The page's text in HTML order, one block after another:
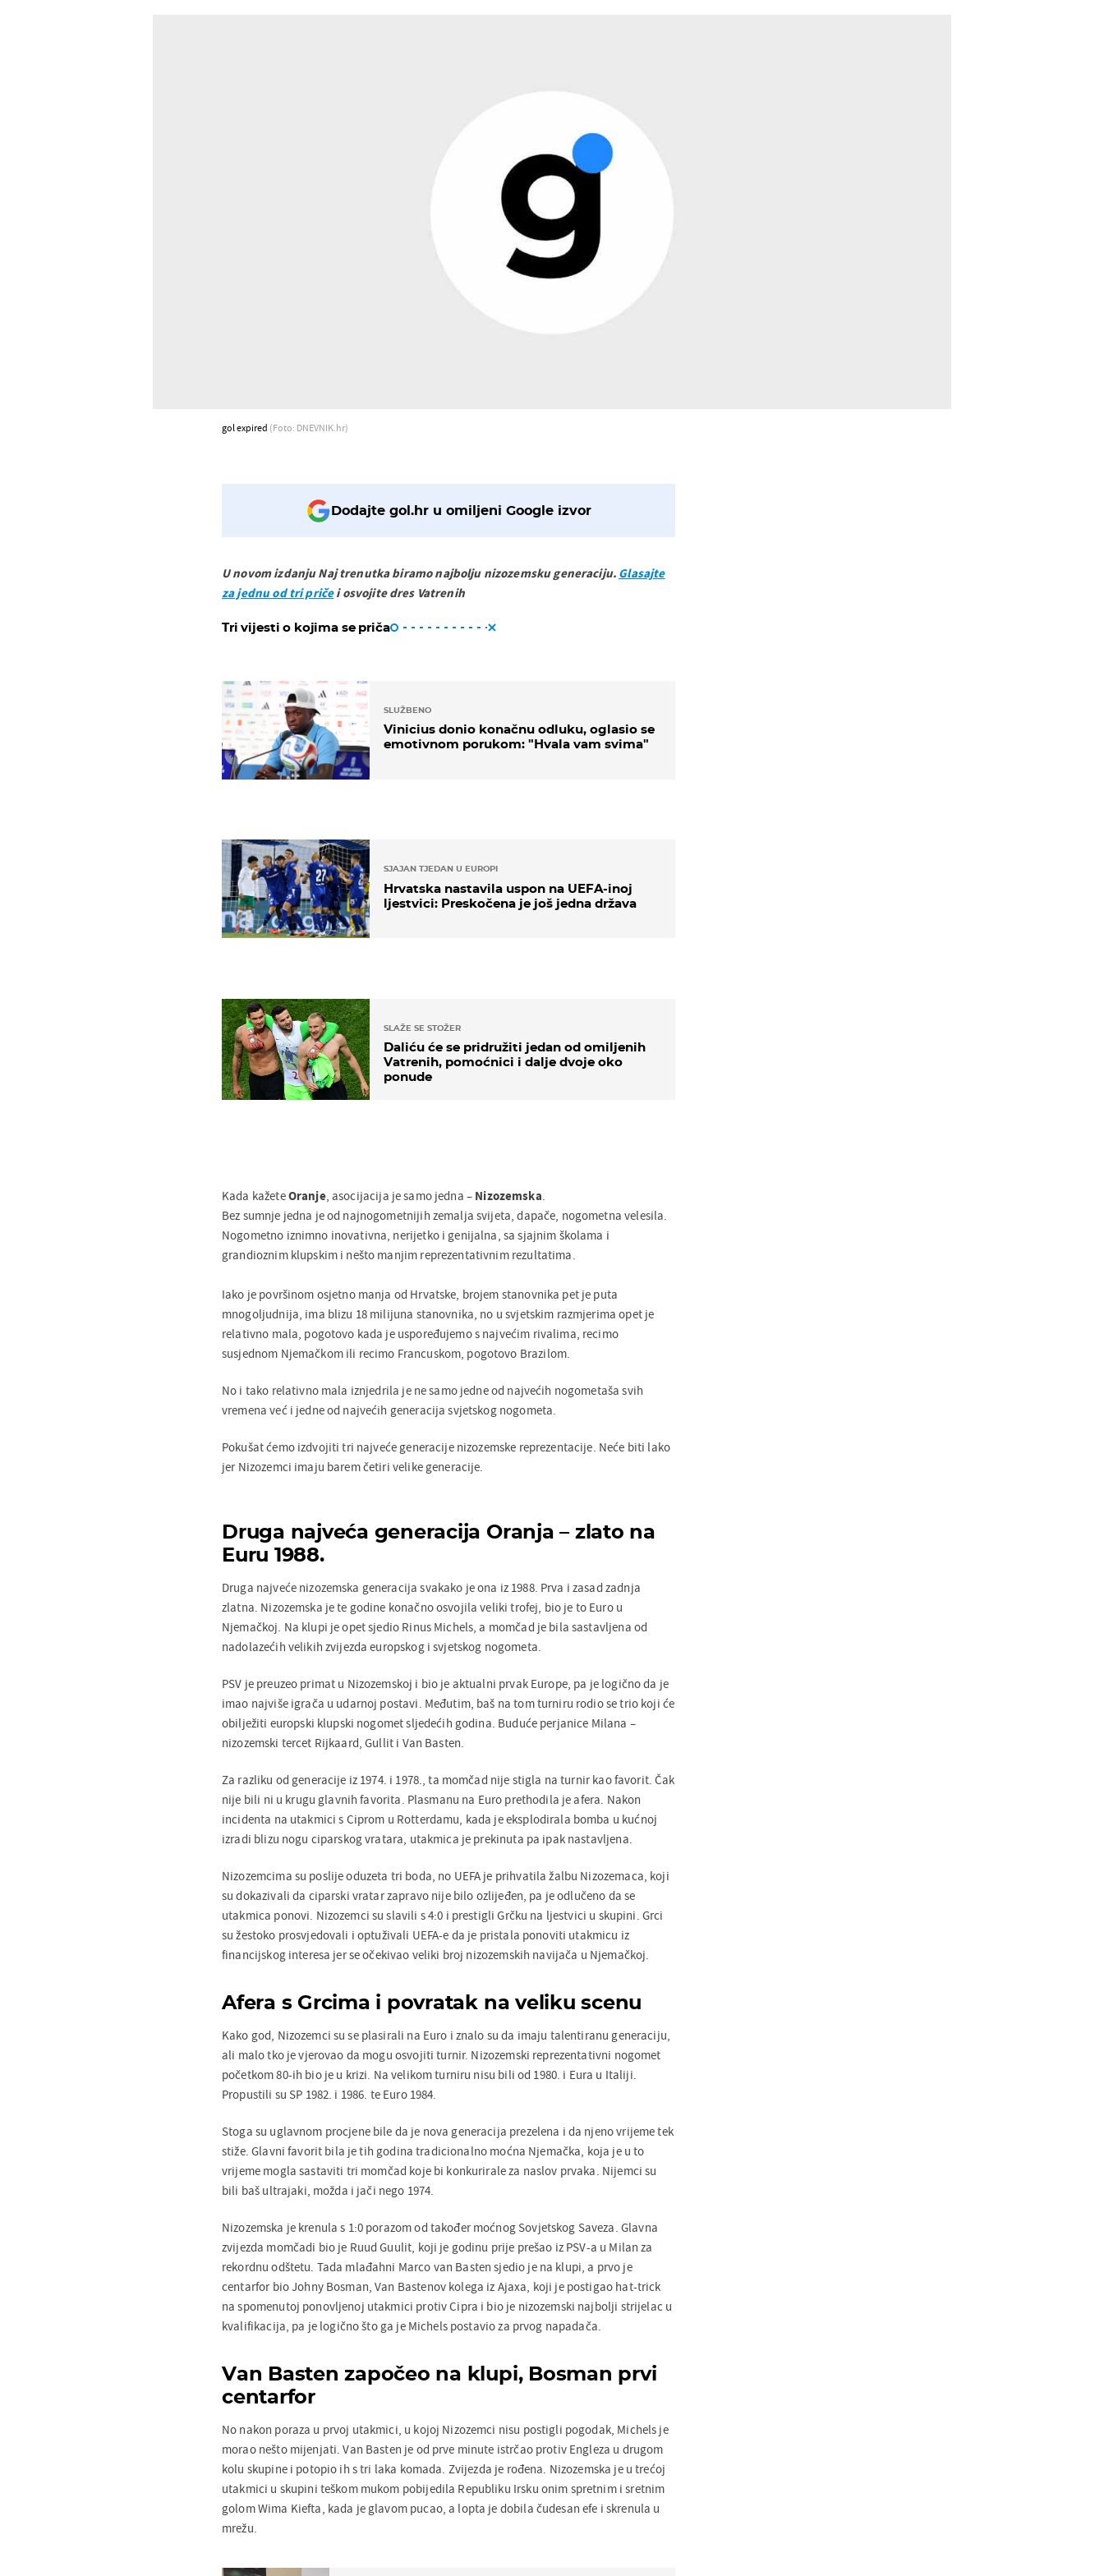
gol expired (Foto: DNEVNIK.hr)
Dodajte gol.hr u omiljeni Google izvor
U novom izdanju Naj trenutka biramo najbolju nizozemsku generaciju. Glasajte
za jednu od tri pričei osvojite dres Vatrenih
Tri vijesti o kojima se priča
SLUŽBENO
Vinicius donio konačnu odluku, oglasio se
emotivnom porukom: "Hvala vam svima"
SJAJAN TJEDAN U EUROPI
Hrvatska nastavila uspon na UEFA-inoj
ljestvici: Preskočena je još jedna država
SLAŽE SE STOŽER
Daliću će se pridružiti jedan od omiljenih
Vatrenih, pomoćnici i dalje dvoje oko
ponude
Kada kažeteOranje, asocijacija je samo jedna – Nizozemska.
Bez sumnje jedna je od najnogometnijih zemalja svijeta, dapače, nogometna velesila.
Nogometno iznimno inovativna, nerijetko i genijalna, sa sjajnim školama i
grandioznim klupskim i nešto manjim reprezentativnim rezultatima.
Iako je površinom osjetno manja od Hrvatske, brojem stanovnika pet je puta
mnogoljudnija, ima blizu 18 milijuna stanovnika, no u svjetskim razmjerima opet je
relativno mala, pogotovo kada je uspoređujemo s najvećim rivalima, recimo
susjednom Njemačkom ili recimo Francuskom, pogotovo Brazilom.
No i tako relativno mala iznjedrila je ne samo jedne od najvećih nogometaša svih
vremena već i jedne od najvećih generacija svjetskog nogometa.
Pokušat ćemo izdvojiti tri najveće generacije nizozemske reprezentacije. Neće biti lako
jer Nizozemci imaju barem četiri velike generacije.
Druga najveća generacija Oranja – zlato na
Euru 1988.
Druga najveće nizozemska generacija svakako je ona iz 1988. Prva i zasad zadnja
zlatna. Nizozemska je te godine konačno osvojila veliki trofej, bio je to Euro u
Njemačkoj. Na klupi je opet sjedio Rinus Michels, a momčad je bila sastavljena od
nadolazećih velikih zvijezda europskog i svjetskog nogometa.
PSV je preuzeo primat u Nizozemskoj i bio je aktualni prvak Europe, pa je logično da je
imao najviše igrača u udarnoj postavi. Međutim, baš na tom turniru rodio se trio koji će
obilježiti europski klupski nogomet sljedećih godina. Buduće perjanice Milana –
nizozemski tercet Rijkaard, Gullit i Van Basten.
Za razliku od generacije iz 1974. i 1978., ta momčad nije stigla na turnir kao favorit. Čak
nije bili ni u krugu glavnih favorita. Plasmanu na Euro prethodila je afera. Nakon
incidenta na utakmici s Ciprom u Rotterdamu, kada je eksplodirala bomba u kućnoj
izradi blizu nogu ciparskog vratara, utakmica je prekinuta pa ipak nastavljena.
Nizozemcima su poslije oduzeta tri boda, no UEFA je prihvatila žalbu Nizozemaca, koji
su dokazivali da ciparski vratar zapravo nije bilo ozlijeđen, pa je odlučeno da se
utakmica ponovi. Nizozemci su slavili s 4:0 i prestigli Grčku na ljestvici u skupini. Grci
su žestoko prosvjedovali i optuživali UEFA-e da je pristala ponoviti utakmicu iz
financijskog interesa jer se očekivao veliki broj nizozemskih navijača u Njemačkoj.
Afera s Grcima i povratak na veliku scenu
Kako god, Nizozemci su se plasirali na Euro i znalo su da imaju talentiranu generaciju,
ali malo tko je vjerovao da mogu osvojiti turnir. Nizozemski reprezentativni nogomet
početkom 80-ih bio je u krizi. Na velikom turniru nisu bili od 1980. i Eura u Italiji.
Propustili su SP 1982. i 1986. te Euro 1984.
Stoga su uglavnom procjene bile da je nova generacija prezelena i da njeno vrijeme tek
stiže. Glavni favorit bila je tih godina tradicionalno moćna Njemačka, koja je u to
vrijeme mogla sastaviti tri momčad koje bi konkurirale za naslov prvaka. Nijemci su
bili baš ultrajaki, možda i jači nego 1974.
Nizozemska je krenula s 1:0 porazom od također moćnog Sovjetskog Saveza. Glavna
zvijezda momčadi bio je Ruud Guulit, koji je godinu prije prešao iz PSV-a u Milan za
rekordnu odštetu. Tada mlađahni Marco van Basten sjedio je na klupi, a prvo je
centarfor bio Johny Bosman, Van Bastenov kolega iz Ajaxa, koji je postigao hat-trick
na spomenutoj ponovljenoj utakmici protiv Cipra i bio je nizozemski najbolji strijelac u
kvalifikacija, pa je logično što ga je Michels postavio za prvog napadača.
Van Basten započeo na klupi, Bosman prvi
centarfor
No nakon poraza u prvoj utakmici, u kojoj Nizozemci nisu postigli pogodak, Michels je
morao nešto mijenjati. Van Basten je od prve minute istrčao protiv Engleza u drugom
kolu skupine i potopio ih s tri laka komada. Zvijezda je rođena. Nizozemska je u trećoj
utakmici u skupini teškom mukom pobijedila Republiku Irsku onim spretnim i sretnim
golom Wima Kiefta, kada je glavom pucao, a lopta je dobila čudesan efe i skrenula u
mrežu.